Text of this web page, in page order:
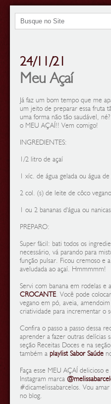
24/11/21
Meu Açaí
Já faz um bom tempo que me
um jeito de preparar essa fruta
uma forma não tão saudável,
o MEU AÇAÍ!! Vem comigo!
INGREDIENTES:
1/2 litro de açaí
1 xíc. de água gelada ou água
2 col. (s) de leite de côco
1 ou 2 bananas d'água ou nanicas
PREPARO:
Super fácil: bati todos os
necessário, vá parando para
função pulsar. Ficou cremoso e
aveludada ao açaí. Hmmmmm!
Servi com banana em rodelas e
CROCANTE. Você pode
vegano em pó, aveia,
criatividade para incrementar o
Confira o passo a passo dessa
aprender a fazer outras delícias
seção Receitas Doces e na
também a playlist Sabor Saúde
Faça esse MEU AÇAÍ delicioso
Instagram marca
#dicamelissabarcelos. Vou
no blog.